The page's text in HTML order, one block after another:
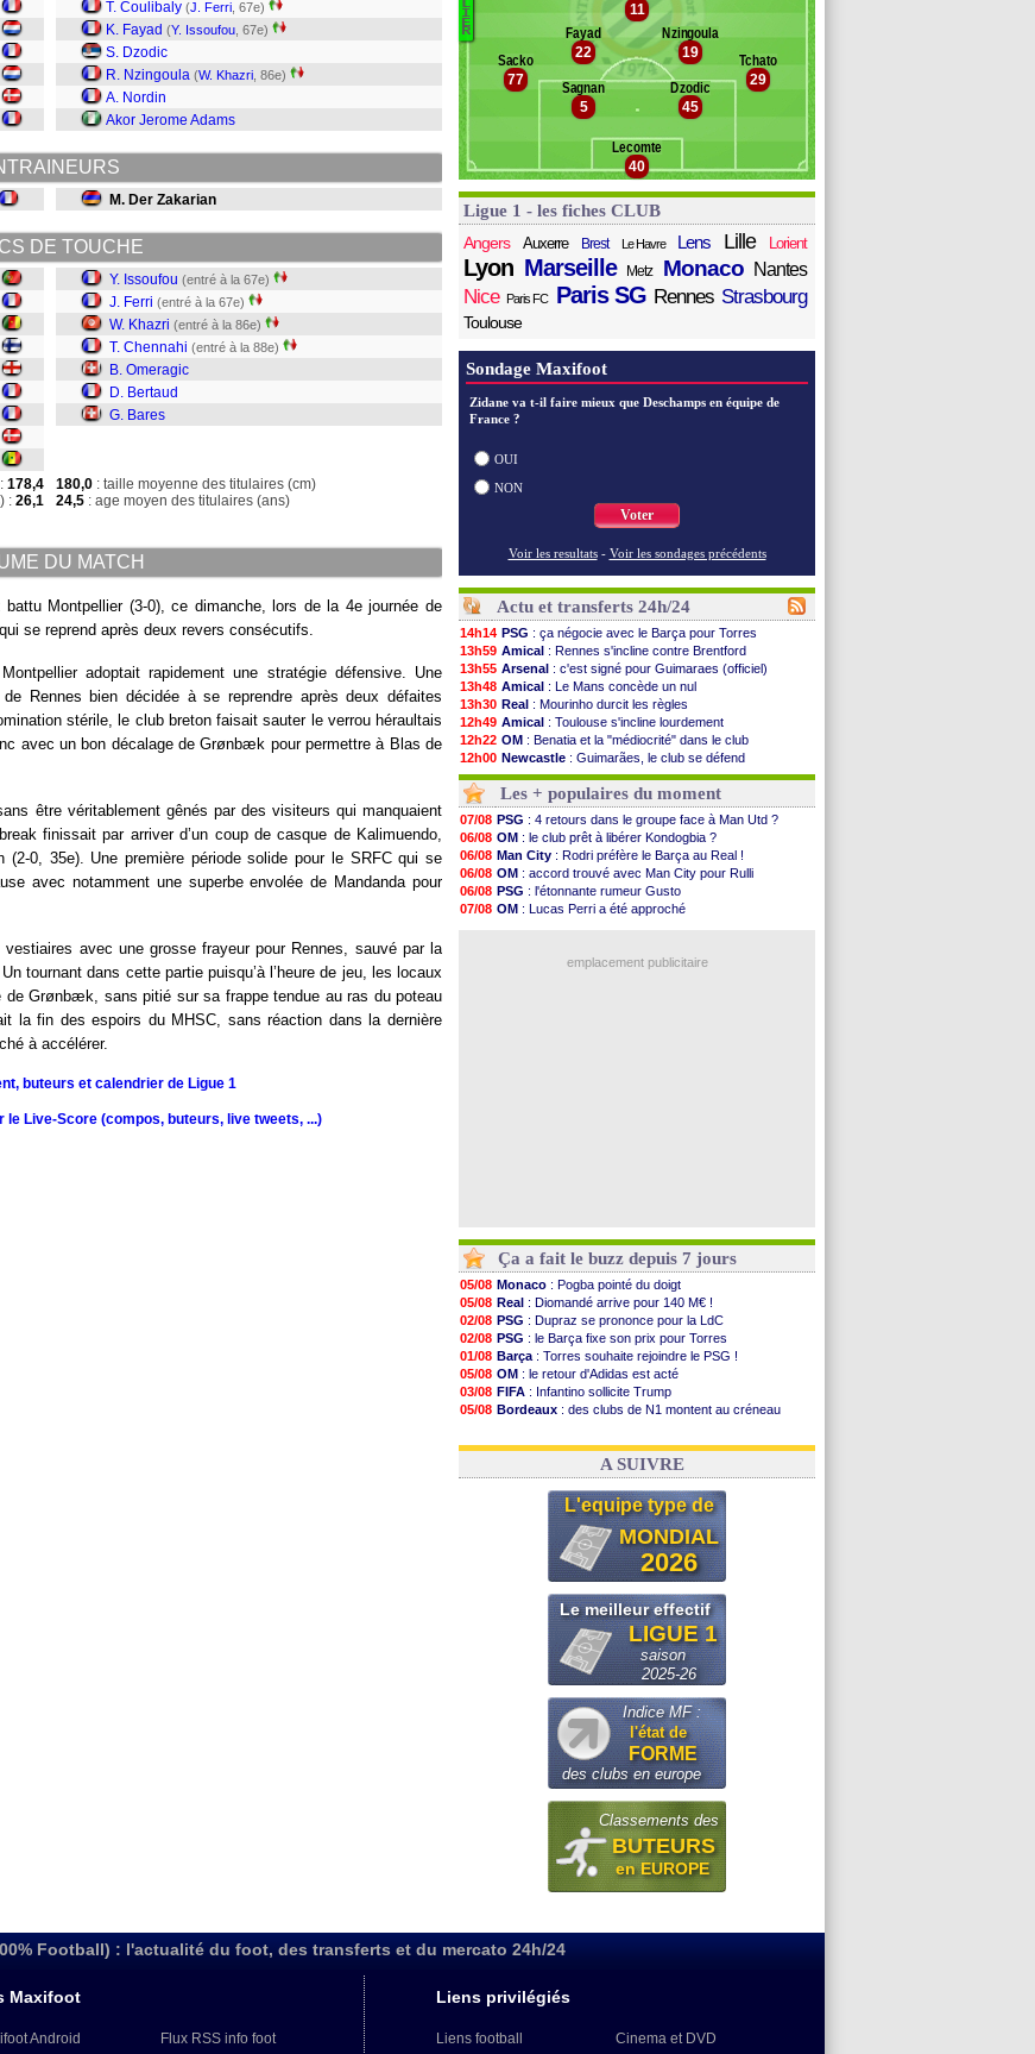
T. Coulibaly (J. Ferri , 67e)
K. Fayad (Y. Issoufou , 67e)
S. Dzodic
R. Nzingoula (W. Khazri , 86e)
A. Nordin
Akor Jerome Adams
M. Der Zakarian
DE TOUCHE
Y. Issoufou (entré à la 67e)
J. Ferri (entré à la 67e)
W. Khazri (entré à la 86e)
T. Chennahi (entré à la 88e)
B. Omeragic
D. Bertaud
G. Bares
178,4
: 26,1
180,0 : taille moyenne des titulaires (cm)
24,5 : age moyen des titulaires (ans)
DU MATCH
Montpellier (3-0), ce dimanche, lors de la 4e journée de
se reprend après deux revers consécutifs.
adoptait rapidement une stratégie défensive. Une
Rennes bien décidée à se reprendre après deux défaites
stérile, le club breton faisait sauter le verrou héraultais
avec un bon décalage de Grønbæk pour permettre à Blas de
être véritablement gênés par des visiteurs qui manquaient
finissait par arriver d’un coup de casque de Kalimuendo,
(2-0, 35e). Une première période solide pour le SRFC qui se
avec notamment une superbe envolée de Mandanda pour
avec une grosse frayeur pour Rennes, sauvé par la
tournant dans cette partie puisqu’à l’heure de jeu, les locaux
de Grønbæk, sans pitié sur sa frappe tendue au ras du poteau
la fin des espoirs du MHSC, sans réaction dans la dernière
à accélérer.
buteurs et calendrier de Ligue 1
le Live-Score (compos, buteurs, live tweets, ...)
Omeragic
Bertaud
L
I
E
R
40
Lecomte
45
Dzodic
5
Sagnan 29
Tchato
77
Sacko 19
Nzingoula
22
Fayad
11
Ligue 1 - les fiches CLUB
Angers
Auxerre Brest Le Havre Lens Lille Lorient
Lyon Marseille Metz Monaco Nantes
Nice Paris FC Paris SG Rennes Strasbourg
Toulouse
Sondage Maxifoot
Zidane va t-il faire mieux que Deschamps en équipe de
France ?
OUI
NON
Voter
Voir les resultats - Voir les sondages précédents
Actu et transferts 24h/24
14h14 PSG : ça négocie avec le Barça pour Torres
13h59 Amical : Rennes s'incline contre Brentford
13h55 Arsenal : c'est signé pour Guimaraes (officiel)
13h48 Amical : Le Mans concède un nul
13h30 Real : Mourinho durcit les règles
12h49 Amical : Toulouse s'incline lourdement
12h22 OM : Benatia et la "médiocrité" dans le club
12h00 Newcastle : Guimarães, le club se défend
11h46 L2: la 1ère journée à suivre en DIRECT !
11h20
PSG : une deuxième offre pour Suzuki
10h49 PSG: le groupe pour le match face à Man Utd
10h32
OM : le jour où tout a basculé pour Benatia
10h10
Heracles: Reine-Adélaïde, le sort s'acharne...
09h49
Monaco : Mawissa a gravement blessé Uche
09h35
OM : accord avec la Real Sociedad pour Aguerd
09h08
Barça : Araujo va partir en prêt à Liverpool
08h54
OM : Côme pousse pour Gouiri
: Højbjerg, son agent maintient le suspense
Les + populaires du moment
07/08 PSG : 4 retours dans le groupe face à Man Utd ?
06/08 OM : le club prêt à libérer Kondogbia ?
06/08 Man City : Rodri préfère le Barça au Real !
06/08 OM : accord trouvé avec Man City pour Rulli
06/08 PSG : l'étonnante rumeur Gusto
07/08 OM : Lucas Perri a été approché
emplacement publicitaire
Ça a fait le buzz depuis 7 jours
05/08 Monaco : Pogba pointé du doigt
05/08 Real : Diomandé arrive pour 140 M€ !
02/08 PSG : Dupraz se prononce pour la LdC
02/08 PSG : le Barça fixe son prix pour Torres
01/08 Barça : Torres souhaite rejoindre le PSG !
05/08 OM : le retour d'Adidas est acté
03/08 FIFA : Infantino sollicite Trump
05/08 Bordeaux : des clubs de N1 montent au créneau
03/08 Real: le démenti de Leipzig pour Diomandé
A SUIVRE
L'equipe type de
MONDIAL
2026
Le meilleur effectif
LIGUE 1
saison
2025-26
Indice MF :
l'état de
FORME
des clubs en europe
Classements des
BUTEURS
en EUROPE
Football) : l'actualité du foot, des transferts et du mercato 24h/24
Maxifoot
Android
Flux RSS info foot
Liens privilégiés
Liens football
Cinema et DVD